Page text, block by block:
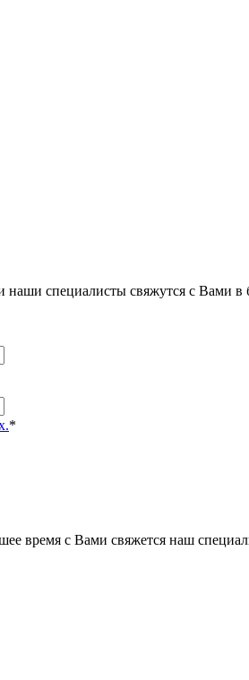
специалисты свяжутся с Вами
*
время с Вами свяжется наш